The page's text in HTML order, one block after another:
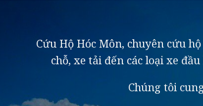
Cứu Hộ Hóc Môn, chuyên cứu
chỗ, xe tải đến các loại xe
Chúng tôi